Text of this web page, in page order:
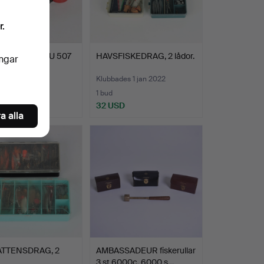
ABU 507
extra spolar.
HAVSFISKEDRAG, 2 lådor.
Klubbades 1 jan 2022
1 bud
32 USD
2
AMBASSADEUR fiskerullar
alla